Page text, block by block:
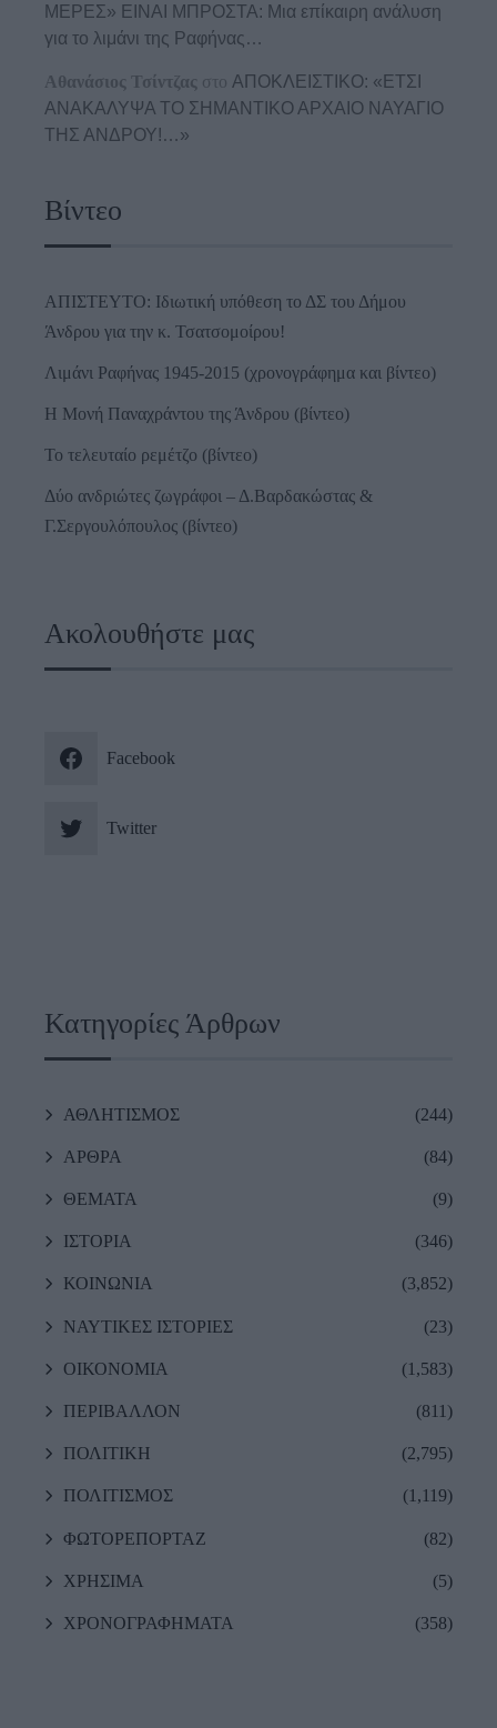
ΜΕΡΕΣ» ΕΙΝΑΙ ΜΠΡΟΣΤΑ: Μια επίκαιρη ανάλυση
για το λιμάνι της Ραφήνας…
Αθανάσιος Τσίντζας στο ΑΠΟΚΛΕΙΣΤΙΚΟ: «ΕΤΣΙ
ΑΝΑΚΑΛΥΨΑ ΤΟ ΣΗΜΑΝΤΙΚΟ ΑΡΧΑΙΟ ΝΑΥΑΓΙΟ
ΤΗΣ ΑΝΔΡΟΥ!…»
Βίντεο
ΑΠΙΣΤΕΥΤΟ: Ιδιωτική υπόθεση το ΔΣ του Δήμου
Άνδρου για την κ. Τσατσομοίρου!
Λιμάνι Ραφήνας 1945-2015 (χρονογράφημα και βίντεο)
Η Μονή Παναχράντου της Άνδρου (βίντεο)
Το τελευταίο ρεμέτζο (βίντεο)
Δύο ανδριώτες ζωγράφοι – Δ.Βαρδακώστας &
Γ.Σεργουλόπουλος (βίντεο)
Ακολουθήστε μας
Facebook
Twitter
Κατηγορίες Άρθρων
ΑΘΛΗΤΙΣΜΟΣ (244)
ΑΡΘΡΑ (84)
ΘΕΜΑΤΑ (9)
ΙΣΤΟΡΙΑ (346)
ΚΟΙΝΩΝΙΑ (3,852)
ΝΑΥΤΙΚΕΣ ΙΣΤΟΡΙΕΣ (23)
ΟΙΚΟΝΟΜΙΑ (1,583)
ΠΕΡΙΒΑΛΛΟΝ (811)
ΠΟΛΙΤΙΚΗ (2,795)
ΠΟΛΙΤΙΣΜΟΣ (1,119)
ΦΩΤΟΡΕΠΟΡΤΑΖ (82)
ΧΡΗΣΙΜΑ (5)
ΧΡΟΝΟΓΡΑΦΗΜΑΤΑ (358)